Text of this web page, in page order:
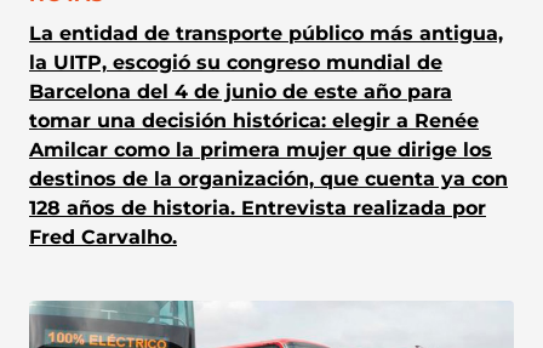
La entidad de transporte público más antigua,
la UITP, escogió su congreso mundial de
Barcelona del 4 de junio de este año para
tomar una decisión histórica: elegir a Renée
Amilcar como la primera mujer que dirige los
destinos de la organización, que cuenta ya con
128 años de historia. Entrevista realizada por
Fred Carvalho.